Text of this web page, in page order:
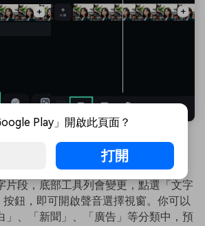
轉語音
片段，底部工具列會變更，點選「文字
鈕，即可開啟聲音選擇視窗。你可以
」、「新聞」、「廣告」等分類中，預
Play」開啟此頁面？
打開